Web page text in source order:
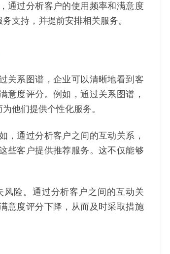
通过分析客户的使用频率和满意度
支持，并提前安排相关服务。
关系图谱，企业可以清晰地看到客
意度评分。例如，通过关系图谱，
他们提供个性化服务。
，通过分析客户之间的互动关系，
些客户提供推荐服务。这不仅能够
险。通过分析客户之间的互动关
意度评分下降，从而及时采取措施